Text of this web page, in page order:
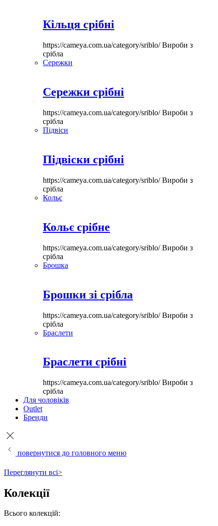
Кільця срібні
https://cameya.com.ua/category/sriblo/Вироби з
срібла
Сережки
Сережки срібні
https://cameya.com.ua/category/sriblo/Вироби з
срібла
Підвіси
Підвіски срібні
https://cameya.com.ua/category/sriblo/Вироби з
срібла
Кольє
Кольє срібне
https://cameya.com.ua/category/sriblo/Вироби з
срібла
Брошка
Брошки зі срібла
https://cameya.com.ua/category/sriblo/Вироби з
срібла
Браслети
Браслети срібні
https://cameya.com.ua/category/sriblo/Вироби з
срібла
Для чоловіків
Outlet
Бренди
повернутися до головного меню
Переглянути всі>
Колекції
Всього колекцій: